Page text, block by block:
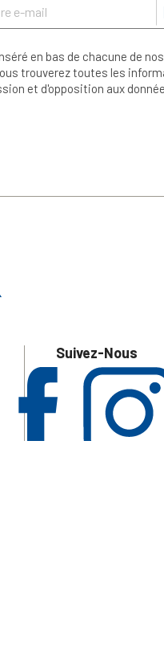
en bas de chacune de nos
trouverez toutes les
et d'opposition aux
Suivez-Nous